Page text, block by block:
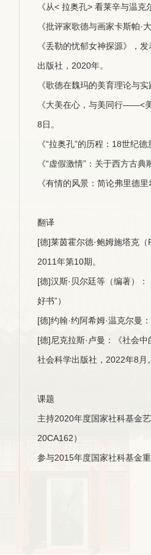
《从< 拉奥孔> 看莱辛与温
《批评家歌德与画家卡斯帕
《丢勒的忧郁女神探源》，
出版社，2020年。
《歌德在魏玛的美育理论与
《大美在心，与美同行——<
8日。
《“拉奥孔”的历程：18世纪
《“虚假激情”：关于西方古
《有情的风景：简论弗里德
翻译
[德]莱茵霍尔德·鲍姆施塔克
2011年第10期。
[德]汉斯·贝尔廷等（编著）
好书”）
[德]约翰·约阿希姆·温克尔曼
[德]尼克拉斯·卢曼：《社会
社会科学出版社，2022年8月。
课题
主持2020年度国家社科基金
20CA162）
参与2015年度国家社科基金